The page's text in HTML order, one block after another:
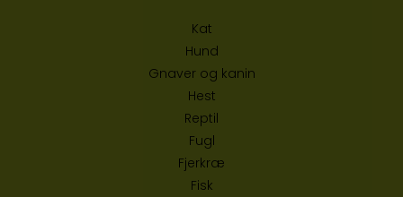
Kat
Hund
Gnaver og kanin
Hest
Reptil
Fugl
Fjerkræ
Fisk